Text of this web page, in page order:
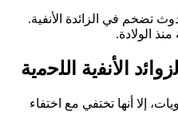
تضخم في الزائدة الأنفية.
الولادة.
اﻷﻧﻔﯾﺔ اﻟﻠﺣﻣﯾﺔ
إلا أنها تختفي مع اختفاء